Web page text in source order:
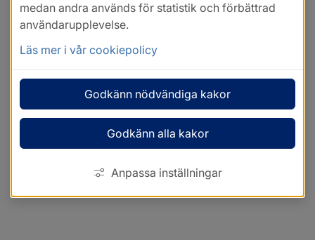
medan andra används för statistik och förbättrad
användarupplevelse.
Läs mer i vår cookiepolicy
Godkänn nödvändiga kakor
Godkänn alla kakor
Anpassa inställningar